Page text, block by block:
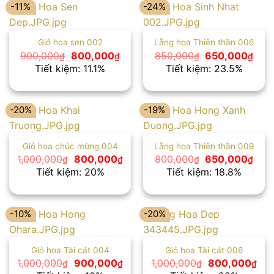
-11%
Giỏ hoa sen 002
900,000₫ Giá
gốc
là:
800,000₫Giá
hiện
800,000₫.
Tiết kiệm: 11.1%
-24%
Lẵng hoa Thiên thần 006
850,000₫ Giá
gốc
là:
650,000₫Giá
Tiết kiệm: 23.5%
-20%
Giỏ hoa chúc mừng 004
1,000,000₫ Giá
gốc
là:
800,000₫Giá
hiện
là:
800,000₫.
Tiết kiệm: 20%
-19%
Lẵng hoa Thiên thần 009
800,000₫ Giá
gốc
là:
650,000₫Giá
là:
Tiết kiệm: 18.8%
-10%
Giỏ hoa Tài cát 004
1,000,000₫ Giá
gốc
900,000₫Giá
hiện
-20%
Giỏ hoa Tài cát 006
1,000,000₫ Giá
gốc
800,000₫Giá